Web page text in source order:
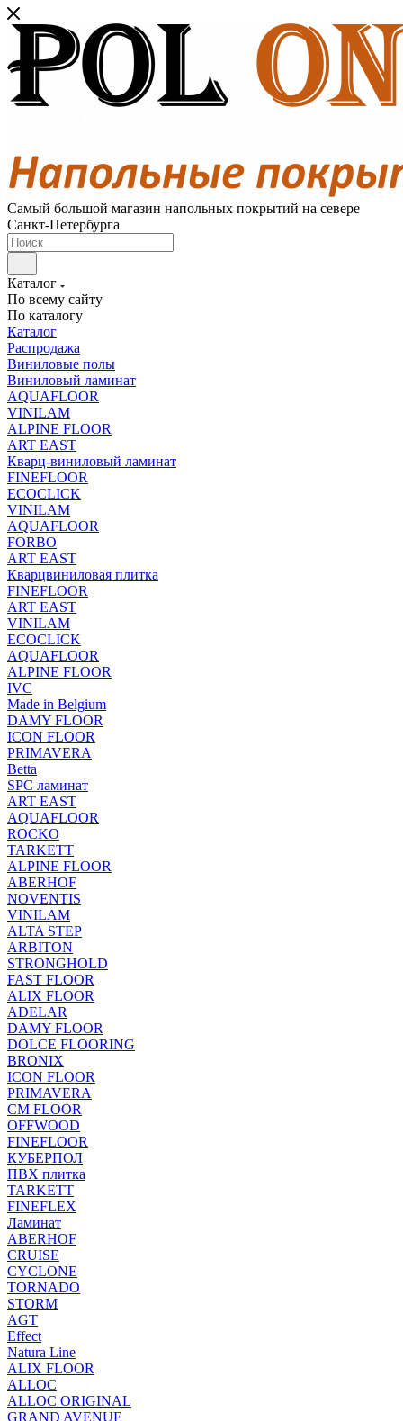
Самый большой магазин напольных покрытий на севере
Санкт-Петербурга
Каталог
По всему сайту
По каталогу
Каталог
Распродажа
Виниловые полы
Виниловый ламинат
AQUAFLOOR
VINILAM
ALPINE FLOOR
ART EAST
Кварц-виниловый ламинат
FINEFLOOR
ECOCLICK
VINILAM
AQUAFLOOR
FORBO
ART EAST
Кварцвиниловая плитка
FINEFLOOR
ART EAST
VINILAM
ECOCLICK
AQUAFLOOR
ALPINE FLOOR
IVC
Made in Belgium
DAMY FLOOR
ICON FLOOR
PRIMAVERA
Betta
SPC ламинат
ART EAST
AQUAFLOOR
ROCKO
TARKETT
ALPINE FLOOR
ABERHOF
NOVENTIS
VINILAM
ALTA STEP
ARBITON
STRONGHOLD
FAST FLOOR
ALIX FLOOR
ADELAR
DAMY FLOOR
DOLCE FLOORING
BRONIX
ICON FLOOR
PRIMAVERA
CM FLOOR
OFFWOOD
FINEFLOOR
КУБЕРПОЛ
ПВХ плитка
TARKETT
FINEFLEX
Ламинат
ABERHOF
CRUISE
CYCLONE
TORNADO
STORM
AGT
Effect
Natura Line
ALIX FLOOR
ALLOC
ALLOC ORIGINAL
GRAND AVENUE